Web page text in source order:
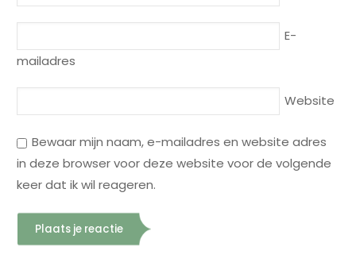
E-
mailadres
Website
Bewaar mijn naam, e-mailadres en website adres
in deze browser voor deze website voor de volgende
keer dat ik wil reageren.